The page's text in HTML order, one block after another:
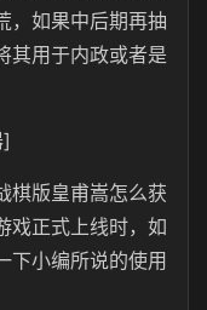
，如果中后期再抽
其用于内政或者是
棋版皇甫嵩怎么获
戏正式上线时，如
下小编所说的使用